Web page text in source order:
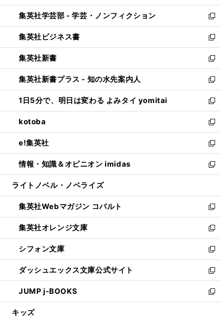
開
く
ウ
で
開
く
ン
ド
ウ
で
開
く
ウ
ィ
ン
ド
ウ
で
開
く
集英社学芸部 - 学芸・ノンフィクション
新
し
い
ウ
ィ
ン
ド
ウ
で
開
く
集英社ビジネス書
新
し
い
ウ
ィ
ン
ド
ウ
で
開
く
集英社新書
新
し
い
ウ
ィ
ン
ド
ウ
で
開
く
集英社新書プラス - 知の水先案内人
新
し
い
ウ
ィ
ン
ド
ウ
で
開
1日5分で、明日は変わる よみタイ yomitai
新
し
い
ウ
ィ
ン
ド
ウ
開
く
kotoba
新
し
い
ウ
ィ
ン
ウ
で
開
く
e!集英社
新
し
い
ウ
ン
ド
ウ
で
開
く
情報・知識＆オピニオン imidas
新
し
ウ
ィ
ン
ド
ウ
で
開
く
ライトノベル・ノベライズ
集英社Webマガジン コバルト
新
し
い
ウ
ィ
ン
ド
ウ
で
開
集英社オレンジ文庫
新
し
い
ウ
ィ
ン
ド
ウ
シフォン文庫
新
し
い
ウ
ィ
ン
ダッシュエックス文庫公式サイト
新
し
い
ウ
JUMP j-BOOKS
新
し
キッズ